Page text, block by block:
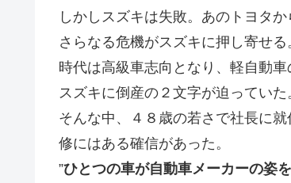
しかしスズキは失敗。あのトヨタ
さらなる危機がスズキに押し寄せる
時代は高級車志向となり、軽自動
スズキに倒産の２文字が迫っていた
そんな中、４８歳の若さで社長に就
修にはある確信があった。
”ひとつの車が自動車メーカーの姿